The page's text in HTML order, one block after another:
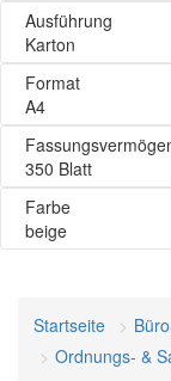
Ausführung
Karton
Format
A4
350 Blatt
Farbe
beige
Startseite
Ordnungs- &